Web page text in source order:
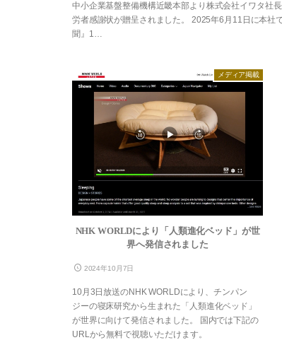
中小企業基盤整備機構近畿本部より株式会社イワタ社
労者感謝状が贈呈されました。 2025年6月11日に本社
聞』1…
NHK WORLDにより「人類進化ベッド」が世
界へ発信されました
2024年10月7日
メディア掲載
10月3日放送のNHK WORLDにより、チンパン
ジーの寝床研究から生まれた「人類進化ベッド」
が世界に向けて発信されました。 国内では下記の
URLから無料で視聴いただけます。